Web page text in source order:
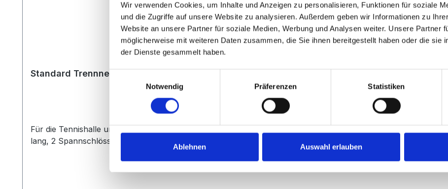
Wir verwenden Cookies, um Inhalte und Anzeigen zu personalisieren, Funktionen für soziale
und die Zugriffe auf unsere Website zu analysieren. Außerdem geben wir Informationen zu
Website an unsere Partner für soziale Medien, Werbung und Analysen weiter. Unsere Partner
möglicherweise mit weiteren Daten zusammen, die Sie ihnen bereitgestellt haben oder die sie
der Dienste gesammelt haben.
Einwilligungsauswahl
Notwendig
Präferenzen Statistiken
Ablehnen Auswahl erlauben
Für die Tennishalle und den Außenbereich aus Polypropylen hochfest, ca. 2,3 mm stark, Maschenweite 4,5
lang, 2 Spannschlössern, Bleischnurbeschwerung 200 g/m sowie Nylon-Führungsringe, je Meter 3 Stück am